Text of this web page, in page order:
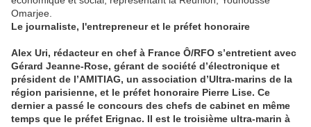
Omarjee.
Le journaliste, l'entrepreneur et le préfet honoraire
Alex Uri, rédacteur en chef à France Ô/RFO s’entretient avec
Gérard Jeanne-Rose, gérant de société d’électronique et
président de l’AMITIAG, un association d’Ultra-marins de la
région parisienne, et le préfet honoraire Pierre Lise. Ce
dernier a passé le concours des chefs de cabinet en même
temps que le préfet Erignac. Il est le troisième ultra-marin à